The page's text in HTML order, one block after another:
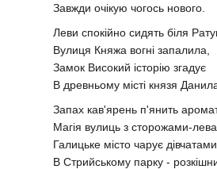
Завжди очікую чогось нового.
Леви спокійно сидять біля
Вулиця Княжа вогні запалила,
Замок Високий історію згадує
В древньому місті князя
Запах кав'ярень п'янить
Магія вулиць з сторожами-
Галицьке місто чарує
В Стрийському парку -